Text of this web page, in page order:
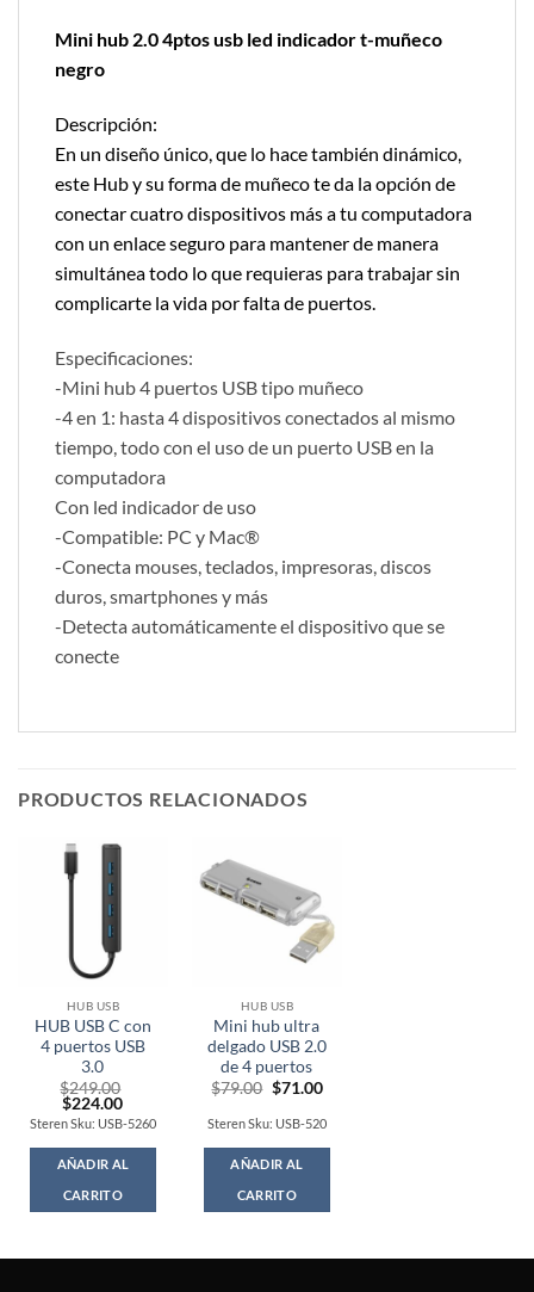
Mini hub 2.0 4ptos usb led indicador t-muñeco
negro
Descripción:
En un diseño único, que lo hace también dinámico,
este Hub y su forma de muñeco te da la opción de
conectar cuatro dispositivos más a tu computadora
con un enlace seguro para mantener de manera
simultánea todo lo que requieras para trabajar sin
complicarte la vida por falta de puertos.
Especificaciones:
-Mini hub 4 puertos USB tipo muñeco
-4 en 1: hasta 4 dispositivos conectados al mismo
tiempo, todo con el uso de un puerto USB en la
computadora
Con led indicador de uso
-Compatible: PC y Mac®
-Conecta mouses, teclados, impresoras, discos
duros, smartphones y más
-Detecta automáticamente el dispositivo que se
conecte
PRODUCTOS RELACIONADOS
HUB USB
HUB USB C con
4 puertos USB
3.0
$249.00
Original
price
was:
$249.00.
$224.00Current
price
is:
$224.00.
Steren Sku: USB-5260
AÑADIR AL
CARRITO
HUB USB
Mini hub ultra
delgado USB 2.0
de 4 puertos
$79.00 Original
was:
$79.00.
$71.00Current
is:
$71.00.
Steren Sku: USB-520
AÑADIR AL
CARRITO